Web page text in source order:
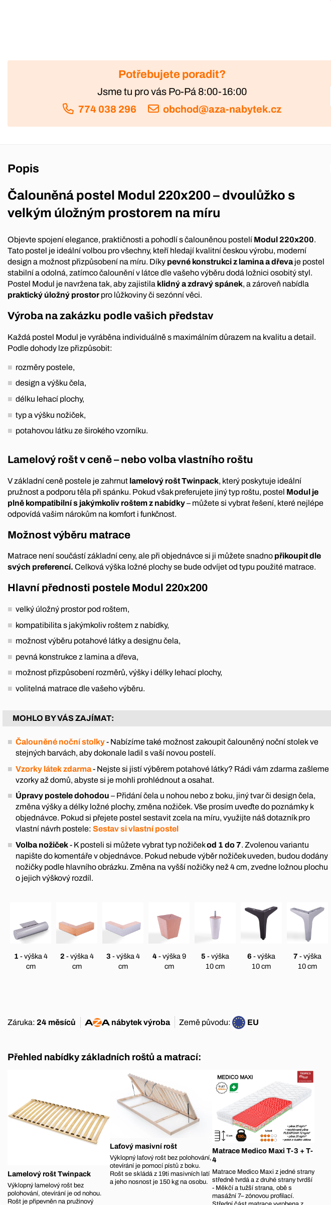
Potřebujete poradit?
Jsme tu pro vás Po-Pá 8:00-16:00
774 038 296
obchod@aza-nabytek.cz
Popis
Čalouněná postel Modul 220x200 – dvoulůžko s
velkým úložným prostorem na míru
Objevte spojení elegance, praktičnosti a pohodlí s čalouněnou postelí Modul 220x200.
Tato postel je ideální volbou pro všechny, kteří hledají kvalitní českou výrobu, moderní
design a možnost přizpůsobení na míru. Díky pevné konstrukci z lamina a dřevaje postel
stabilní a odolná, zatímco čalounění v látce dle vašeho výběru dodá ložnici osobitý styl.
Postel Modul je navržena tak, aby zajistila klidný a zdravý spánek, a zároveň nabídla
praktický úložný prostor pro lůžkoviny či sezónní věci.
Výroba na zakázku podle vašich představ
Každá postel Modul je vyráběna individuálně s maximálním důrazem na kvalitu a detail.
Podle dohody lze přizpůsobit:
rozměry postele,
design a výšku čela,
délku lehací plochy,
typ a výšku nožiček,
potahovou látku ze širokého vzorníku.
Lamelový rošt v ceně – nebo volba vlastního roštu
V základní ceně postele je zahrnut lamelový rošt Twinpack, který poskytuje ideální
pružnost a podporu těla při spánku. Pokud však preferujete jiný typ roštu, postel Modul je
plně kompatibilní s jakýmkoliv roštem z nabídky– můžete si vybrat řešení, které nejlépe
odpovídá vašim nárokům na komfort i funkčnost.
Možnost výběru matrace
Matrace není součástí základní ceny, ale při objednávce si ji můžete snadno přikoupit dle
svých preferencí. Celková výška ložné plochy se bude odvíjet od typu použité matrace.
Hlavní přednosti postele Modul 220x200
velký úložný prostor pod roštem,
kompatibilita s jakýmkoliv roštem z nabídky,
možnost výběru potahové látky a designu čela,
pevná konstrukce z lamina a dřeva,
možnost přizpůsobení rozměrů, výšky i délky lehací plochy,
volitelná matrace dle vašeho výběru.
MOHLO BY VÁS ZAJÍMAT:
Čalouněné noční stolky- Nabízíme také možnost zakoupit čalouněný noční stolek ve
stejných barvách, aby dokonale ladil s vaší novou postelí.
Vzorky látek zdarma- Nejste si jistí výběrem potahové látky? Rádi vám zdarma zašleme
vzorky až domů, abyste si je mohli prohlédnout a osahat.
Úpravy postele dohodou – Přidání čela u nohou nebo z boku, jiný tvar či design čela,
změna výšky a délky ložné plochy, změna nožiček. Vše prosím uveďte do poznámky k
objednávce. Pokud si přejete postel sestavit zcela na míru, využijte náš dotazník pro
vlastní návrh postele: Sestav si vlastní postel
Volba nožiček- K posteli si můžete vybrat typ nožičekod 1 do 7. Zvolenou variantu
napište do komentáře v objednávce. Pokud nebude výběr nožiček uveden, budou dodány
nožičky podle hlavního obrázku. Změna na vyšší nožičky než 4 cm, zvedne ložnou plochu
o jejich výškový rozdíl.
1 - výška 4
cm
2 - výška 4
cm
3 - výška 4
cm
4 - výška 9
cm
5 - výška
10 cm
6 - výška
10 cm
7 - výška
10 cm
Záruka: 24 měsíců nábytekvýroba Země původu: EU
Přehled nabídky základních roštů a matrací:
Lamelový rošt Twinpack
Výklopný lamelový rošt bez
polohování, otevírání je od nohou.
Rošt je připevněn na pružinový
Laťový masivní rošt
Výklopný laťový rošt bez polohování,
otevírání je pomocí pístů z boku.
Rošt se skládá z 19ti masivních latí
a jeho nosnost je 150 kg na osobu.
Matrace Medico Maxi T-3 + T-
4
Matrace Medico Maxi z jedné strany
středně tvrdá a z druhé strany tvrdší
- Měkčí a tužší strana, obě s
masážní 7– zónovou profilací.